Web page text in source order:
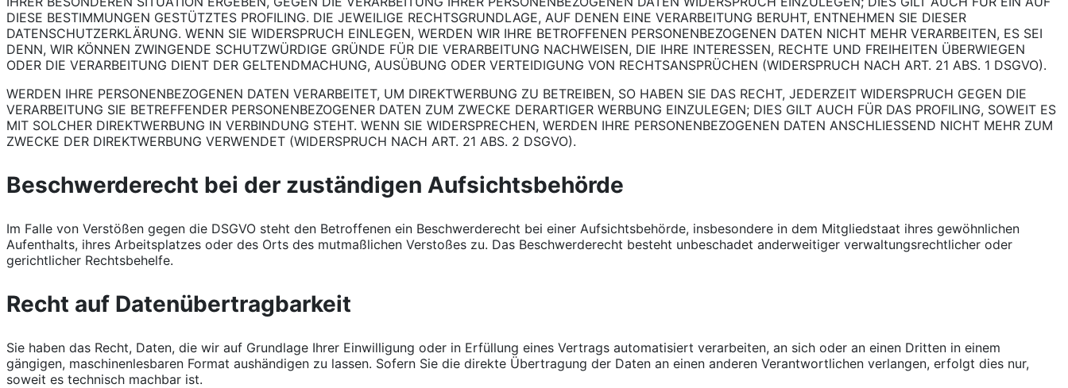
DIESE BESTIMMUNGEN GESTÜTZTES PROFILING. DIE JEWEILIGE RECHTSGRUNDLAGE, AUF DENEN EINE VERARBEITUNG BERUHT, ENTNEHMEN SIE DIESER
DATENSCHUTZERKLÄRUNG. WENN SIE WIDERSPRUCH EINLEGEN, WERDEN WIR IHRE BETROFFENEN PERSONENBEZOGENEN DATEN NICHT MEHR VERARBEITEN, ES SEI
DENN, WIR KÖNNEN ZWINGENDE SCHUTZWÜRDIGE GRÜNDE FÜR DIE VERARBEITUNG NACHWEISEN, DIE IHRE INTERESSEN, RECHTE UND FREIHEITEN ÜBERWIEGEN
ODER DIE VERARBEITUNG DIENT DER GELTENDMACHUNG, AUSÜBUNG ODER VERTEIDIGUNG VON RECHTSANSPRÜCHEN (WIDERSPRUCH NACH ART. 21 ABS. 1 DSGVO).
WERDEN IHRE PERSONENBEZOGENEN DATEN VERARBEITET, UM DIREKTWERBUNG ZU BETREIBEN, SO HABEN SIE DAS RECHT, JEDERZEIT WIDERSPRUCH GEGEN DIE
VERARBEITUNG SIE BETREFFENDER PERSONENBEZOGENER DATEN ZUM ZWECKE DERARTIGER WERBUNG EINZULEGEN; DIES GILT AUCH FÜR DAS PROFILING, SOWEIT ES
MIT SOLCHER DIREKTWERBUNG IN VERBINDUNG STEHT. WENN SIE WIDERSPRECHEN, WERDEN IHRE PERSONENBEZOGENEN DATEN ANSCHLIESSEND NICHT MEHR ZUM
ZWECKE DER DIREKTWERBUNG VERWENDET (WIDERSPRUCH NACH ART. 21 ABS. 2 DSGVO).
Beschwerderecht bei der zuständigen Aufsichtsbehörde
Im Falle von Verstößen gegen die DSGVO steht den Betroffenen ein Beschwerderecht bei einer Aufsichtsbehörde, insbesondere in dem Mitgliedstaat ihres gewöhnlichen
Aufenthalts, ihres Arbeitsplatzes oder des Orts des mutmaßlichen Verstoßes zu. Das Beschwerderecht besteht unbeschadet anderweitiger verwaltungsrechtlicher oder
gerichtlicher Rechtsbehelfe.
Recht auf Datenübertragbarkeit
Sie haben das Recht, Daten, die wir auf Grundlage Ihrer Einwilligung oder in Erfüllung eines Vertrags automatisiert verarbeiten, an sich oder an einen Dritten in einem
gängigen, maschinenlesbaren Format aushändigen zu lassen. Sofern Sie die direkte Übertragung der Daten an einen anderen Verantwortlichen verlangen, erfolgt dies nur,
soweit es technisch machbar ist.